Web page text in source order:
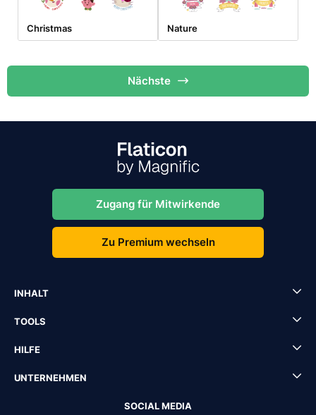
Christmas Nature
Nächste
Zugang für Mitwirkende
Zu Premium wechseln
INHALT
TOOLS
HILFE
UNTERNEHMEN
SOCIAL MEDIA